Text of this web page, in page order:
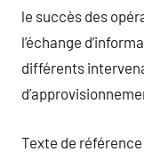
le succès des
l’échange
différents
Texte de